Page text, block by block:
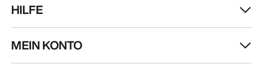
HILFE
MEIN KONTO